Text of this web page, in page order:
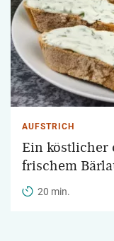
AUFSTRICH
Ein köstlicher
frischem
20 min.